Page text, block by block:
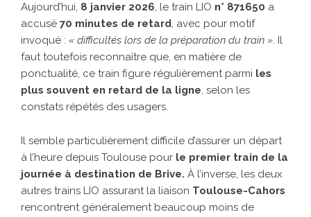
Aujourd’hui, 8 janvier 2026, le train LIO n° 871650 a
accusé 70 minutes de retard, avec pour motif
invoqué : « difficultés lors de la préparation du train ». Il
faut toutefois reconnaître que, en matière de
ponctualité, ce train figure régulièrement parmi les
plus souvent en retard de la ligne, selon les
constats répétés des usagers.
Il semble particulièrement difficile d’assurer un départ
à l’heure depuis Toulouse pour le premier train de la
journée à destination de Brive. À l’inverse, les deux
autres trains LIO assurant la liaison Toulouse-Cahors
rencontrent généralement beaucoup moins de